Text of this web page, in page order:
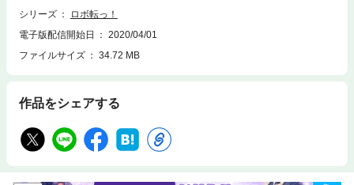
シリーズ
ロボ転っ！
電子版配信開始日
2020/04/01
ファイルサイズ
34.72 MB
作品をシェアする